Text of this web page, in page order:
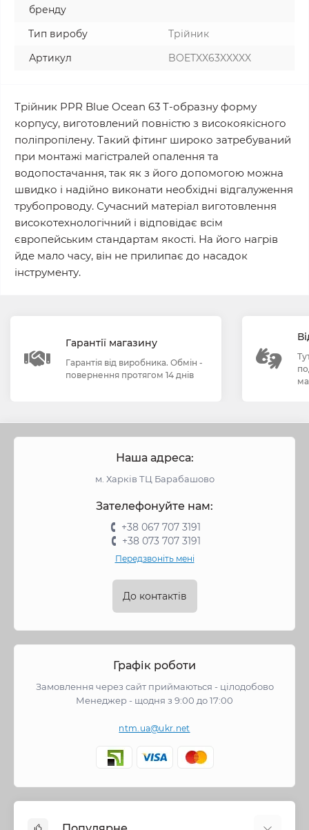
бренду
Тип виробу
Трійник
Артикул
BOETXX63XXXXX
Трійник PPR Blue Ocean 63 Т-образну форму
корпусу, виготовлений повністю з високоякісного
поліпропілену. Такий фітинг широко затребуваний
при монтажі магістралей опалення та
водопостачання, так як з його допомогою можна
швидко і надійно виконати необхідні відгалуження
трубопроводу. Сучасний матеріал виготовлення
високотехнологічний і відповідає всім
європейським стандартам якості. На його нагрів
йде мало часу, він не прилипає до насадок
інструменту.
Гарантії магазину
Гарантія від виробника. Обмін -
повернення протягом 14 днів
Наша адреса:
м. Харків ТЦ Барабашово
Зателефонуйте нам:
+38 067 707 3191
+38 073 707 3191
Передзвоніть мені
До контактів
Графік роботи
Замовлення через сайт приймаються - цілодобово
Менеджер - щодня з 9:00 до 17:00
ntm.ua@ukr.net